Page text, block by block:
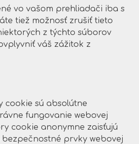
vo vašom prehliadači iba s
tiež možnosť zrušiť tieto
z týchto súborov
váš zážitok z
cookie sú absolútne
fungovanie webovej
cookie anonymne zaisťujú
prvky webovej